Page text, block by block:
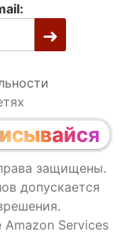
защищены.
допускается
Services